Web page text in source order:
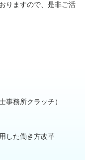
りますので、是非ご活
務所クラッチ）
した働き方改革